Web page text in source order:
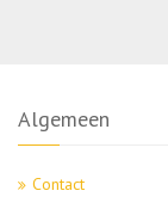
Algemeen
Contact